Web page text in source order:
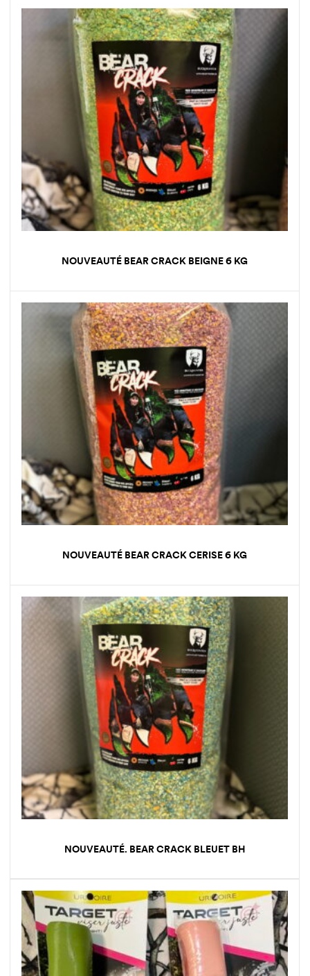
NOUVEAUTÉ BEAR CRACK BEIGNE 6 KG
NOUVEAUTÉ BEAR CRACK CERISE 6 KG
NOUVEAUTÉ. BEAR CRACK BLEUET BH